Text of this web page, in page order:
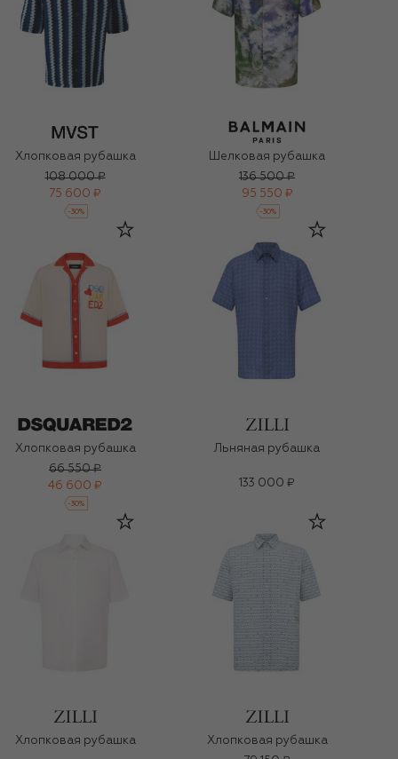
Хлопковая рубашка
108 000 ₽
75 600 ₽
-30%
Шелковая рубашка
136 500 ₽
95 550 ₽
-30%
Хлопковая рубашка
66 550 ₽
46 600 ₽
-30%
Льняная рубашка
133 000 ₽
Хлопковая рубашка
Хлопковая рубашка